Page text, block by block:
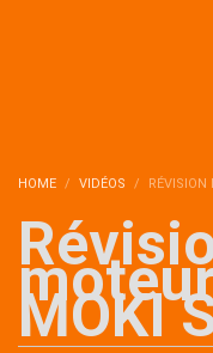
HOME VIDÉOS RÉVISION
MOKI